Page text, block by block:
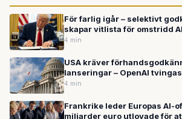
För farlig igår – selektivt
skapar vitlista för omstridd
4 min
USA kräver
lanseringar – OpenAI
modellgeneration GPT-5.6
4 min
Frankrike leder Europas AI-
miljarder euro utlovade för